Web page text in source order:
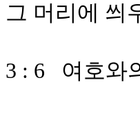
그 머리에 씌
3 : 6 여호와